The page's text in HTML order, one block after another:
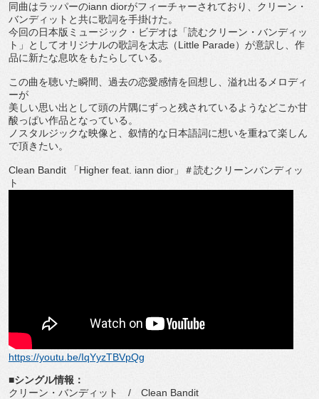
同曲はラッパーのiann diorがフィーチャーされており、クリーン・
バンディットと共に歌詞を手掛けた。
今回の日本版ミュージック・ビデオは「読むクリーン・ バンディッ
ト」としてオリジナルの歌詞を太志（Little Parade）が意訳し、作
品に新たな息吹をもたらしている。
この曲を聴いた瞬間、過去の恋愛感情を回想し、 溢れ出るメロディ
ーが
美しい思い出として頭の片隅にずっと残されているようなどこか甘
酸っぱい作品となっている。
ノスタルジックな映像と、 叙情的な日本語詞に想いを重ねて楽しん
で頂きたい。
Clean Bandit 「Higher feat. iann dior 」＃読むクリーンバンディッ
ト
https://youtu.be/IqYyzTBVpQg
■シングル情報：
クリーン・バンディット /
Clean Bandit